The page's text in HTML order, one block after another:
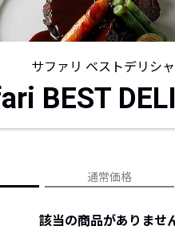
テム
イテム
めアイテム
TOP 15
サファリ ベストデリシ
BEST
通常価格
該当の商品がありませ